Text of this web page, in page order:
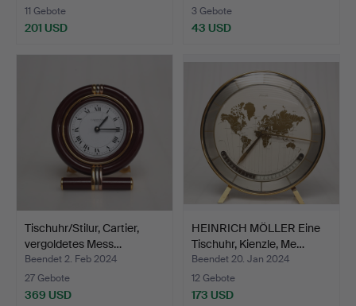
11 Gebote
201 USD
3 Gebote
43 USD
Tischuhr/Stilur, Cartier,
vergoldetes Mess…
Beendet 2. Feb 2024
27 Gebote
369 USD
HEINRICH MÖLLER Eine
Tischuhr, Kienzle, Me…
Beendet 20. Jan 2024
12 Gebote
173 USD